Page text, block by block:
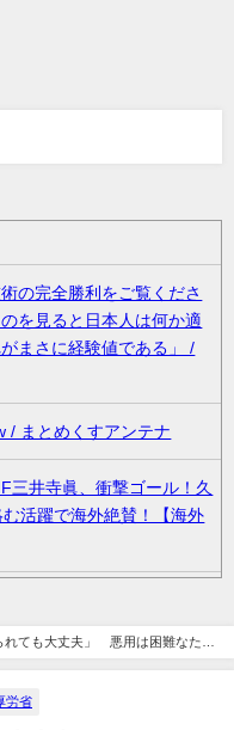
の完全勝利をご覧くださ
を見ると日本人は何か適
まさに経験値である」 /
/ まとめくすアンテナ
三井寺眞、衝撃ゴール！久
活躍で海外絶賛！【海外
れても大丈夫」 悪用は困難なた
労省